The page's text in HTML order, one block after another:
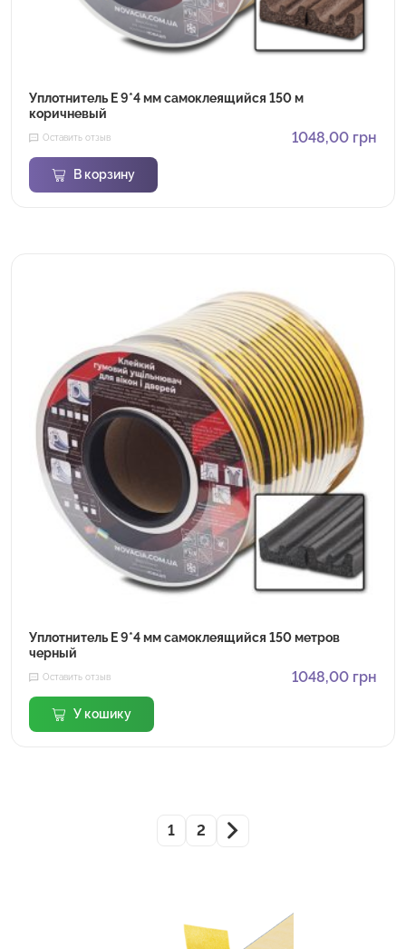
Уплотнитель E 9*4 мм самоклеящийся 150 м
коричневый
Оставить отзыв 1048,00 грн
В корзину
Уплотнитель E 9*4 мм самоклеящийся 150 метров
черный
Оставить отзыв 1048,00 грн
У кошику
1 2